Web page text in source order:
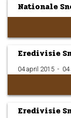
Nationale
Eredivisie
04 april 2015 ­ - ­ 04
Eredivisie